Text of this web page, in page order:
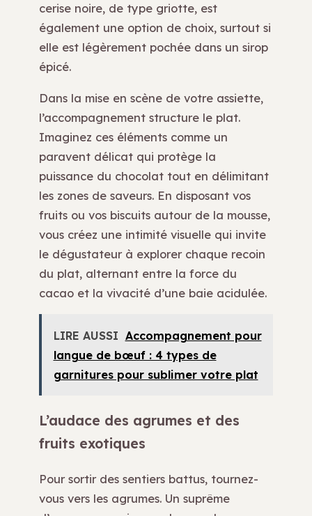
cerise noire, de type griotte, est
également une option de choix, surtout si
elle est légèrement pochée dans un sirop
épicé.
Dans la mise en scène de votre assiette,
l’accompagnement structure le plat.
Imaginez ces éléments comme un
paravent délicat qui protège la
puissance du chocolat tout en délimitant
les zones de saveurs. En disposant vos
fruits ou vos biscuits autour de la mousse,
vous créez une intimité visuelle qui invite
le dégustateur à explorer chaque recoin
du plat, alternant entre la force du
cacao et la vivacité d’une baie acidulée.
LIRE AUSSI Accompagnement pour
langue de bœuf : 4 types de
garnitures pour sublimer votre plat
L’audace des agrumes et des
fruits exotiques
Pour sortir des sentiers battus, tournez-
vous vers les agrumes. Un suprême